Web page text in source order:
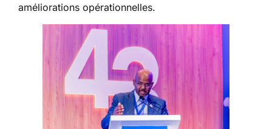
améliorations opérationnelles.